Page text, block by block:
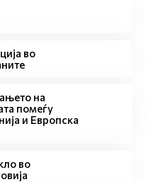
во
на
помеѓу
и Европска
во